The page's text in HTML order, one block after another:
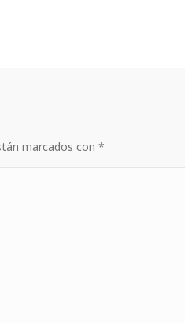
marcados con *